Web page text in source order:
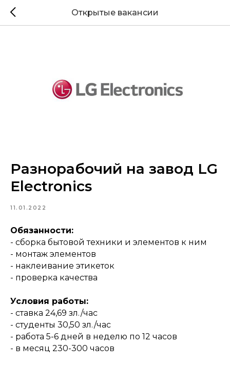
Открытые вакансии
Разнорабочий на завод LG
Electronics
11.01.2022
Обязанности:
- сборка бытовой техники и элементов к ним
- монтаж элементов
- наклеивание этикеток
- проверка качества
Условия работы:
- ставка 24,69 зл./час
- студенты 30,50 зл./час
- работа 5-6 дней в неделю по 12 часов
- в месяц 230-300 часов